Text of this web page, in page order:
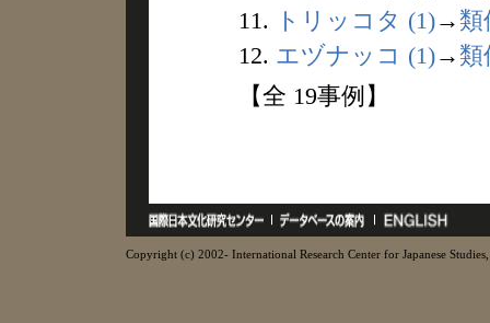
11.
トリッコタ (1)→ 類
12. エヅナッコ (1)→ 類
【全 19事例】
Copyright (c) 2002- International Research Center for Japanese